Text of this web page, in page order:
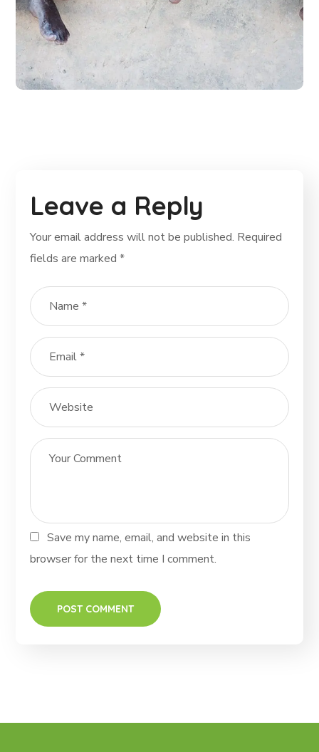
Health Care Delivery
#CHARITY
Leave a Reply
Your email address will not be published. Required
fields are marked*
Save my name, email, and website in this
browser for the next time I comment.